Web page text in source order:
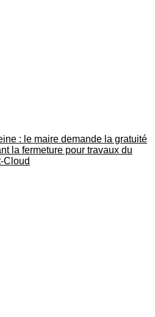
: le maire demande la gratuité
la fermeture pour travaux du
Cloud